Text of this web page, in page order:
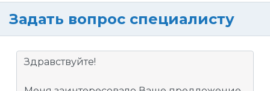
Задать вопрос специалисту